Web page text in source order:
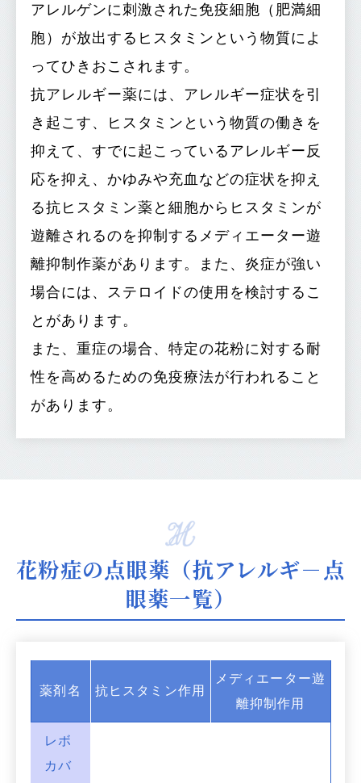
アレルゲンに刺激された免疫細胞（肥満細
胞）が放出するヒスタミンという物質によ
ってひきおこされます。
抗アレルギー薬には、アレルギー症状を引
き起こす、ヒスタミンという物質の働きを
抑えて、すでに起こっているアレルギー反
応を抑え、かゆみや充血などの症状を抑え
る抗ヒスタミン薬と細胞からヒスタミンが
遊離されるのを抑制するメディエーター遊
離抑制作薬があります。また、炎症が強い
場合には、ステロイドの使用を検討するこ
とがあります。
また、重症の場合、特定の花粉に対する耐
性を高めるための免疫療法が行われること
があります。
花粉症の点眼薬（抗アレルギ－点
眼薬一覧）
薬剤名 抗ヒスタミン作用
メディエーター遊
離抑制作用
レボ
カバ